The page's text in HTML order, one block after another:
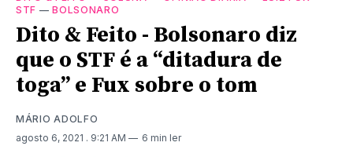
STF —BOLSONARO
Dito & Feito - Bolsonaro diz
que o STF é a “ditadura de
toga” e Fux sobre o tom
MÁRIO ADOLFO
agosto 6, 2021 . 9:21 AM 6 min ler